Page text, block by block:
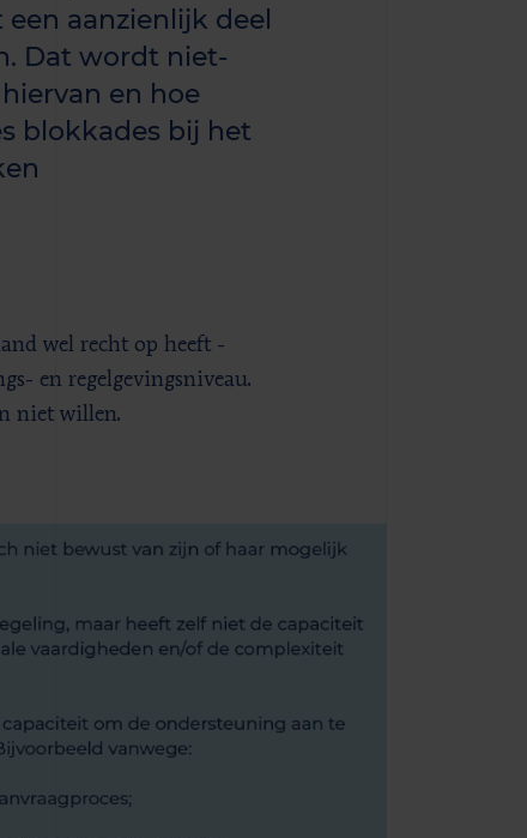
aanzienlijk deel
Dat wordt niet-
en hoe
blokkades bij het
wel recht op heeft -
en regelgevingsniveau.
niet willen.